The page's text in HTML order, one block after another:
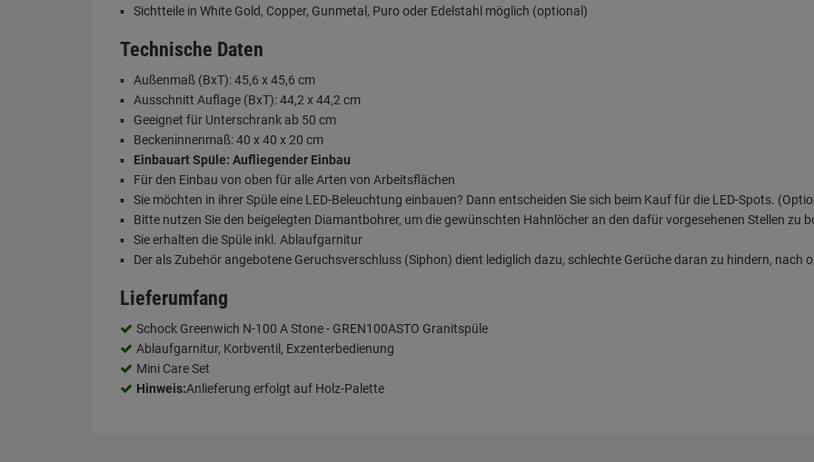
Sichtteile in White Gold, Copper, Gunmetal, Puro oder Edelstahl möglich (optional)
Technische Daten
Außenmaß (BxT): 45,6 x 45,6 cm
Ausschnitt Auflage (BxT): 44,2 x 44,2 cm
Geeignet für Unterschrank ab 50 cm
Beckeninnenmaß: 40 x 40 x 20 cm
Einbauart Spüle: Aufliegender Einbau
Für den Einbau von oben für alle Arten von Arbeitsflächen
Sie möchten in ihrer Spüle eine LED-Beleuchtung einbauen? Dann entscheiden Sie sich beim Kauf für die LED-Spots.
Bitte nutzen Sie den beigelegten Diamantbohrer, um die gewünschten Hahnlöcher an den dafür vorgesehenen Stellen zu
Sie erhalten die Spüle inkl. Ablaufgarnitur
Der als Zubehör angebotene Geruchsverschluss (Siphon) dient lediglich dazu, schlechte Gerüche daran zu hindern, nach
Lieferumfang
Schock Greenwich N-100 A Stone - GREN100ASTO Granitspüle
Ablaufgarnitur, Korbventil, Exzenterbedienung
Mini Care Set
Hinweis:Anlieferung erfolgt auf Holz-Palette